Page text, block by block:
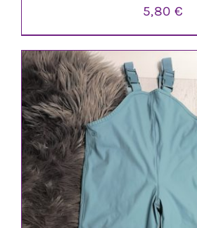
IN DEN WARENKORB
5,80 €